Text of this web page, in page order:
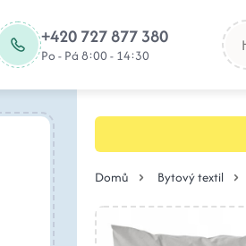
+420 727 877 380
Po - Pá 8:00 - 14:30
Domů Bytový textil